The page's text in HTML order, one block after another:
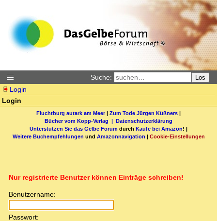
Suche: Los
Login
Login
Fluchtburg autark am Meer| Zum Tode Jürgen Küßners |
Bücher vom Kopp-Verlag | Datenschutzerklärung
Unterstützen Sie das Gelbe Forum durch Käufe bei Amazon! |
Weitere Buchempfehlungen und Amazonnavigation | Cookie-Einstellungen
Nur registrierte Benutzer können Einträge schreiben!
Benutzername:
Passwort: